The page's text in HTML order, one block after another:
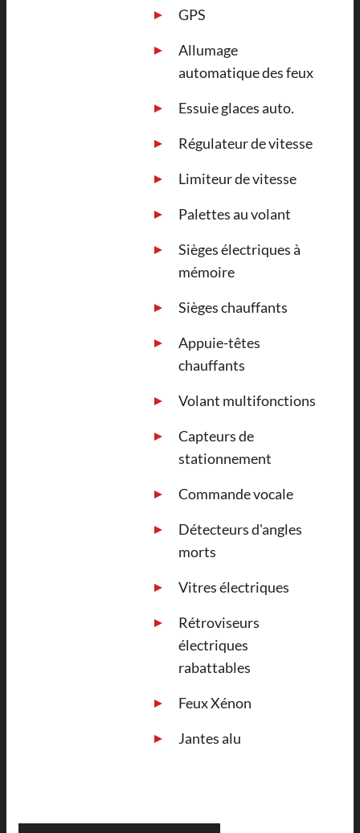
GPS
Allumage
automatique des feux
Essuie glaces auto.
Régulateur de vitesse
Limiteur de vitesse
Palettes au volant
Sièges électriques à
mémoire
Sièges chauffants
Appuie-têtes
chauffants
Volant multifonctions
Capteurs de
stationnement
Commande vocale
Détecteurs d'angles
morts
Vitres électriques
Rétroviseurs
électriques
rabattables
Feux Xénon
Jantes alu